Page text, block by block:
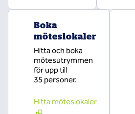
Boka
möteslokaler
Hitta och boka
mötesutrymmen
för upp till
35 personer.
Hitta möteslokaler